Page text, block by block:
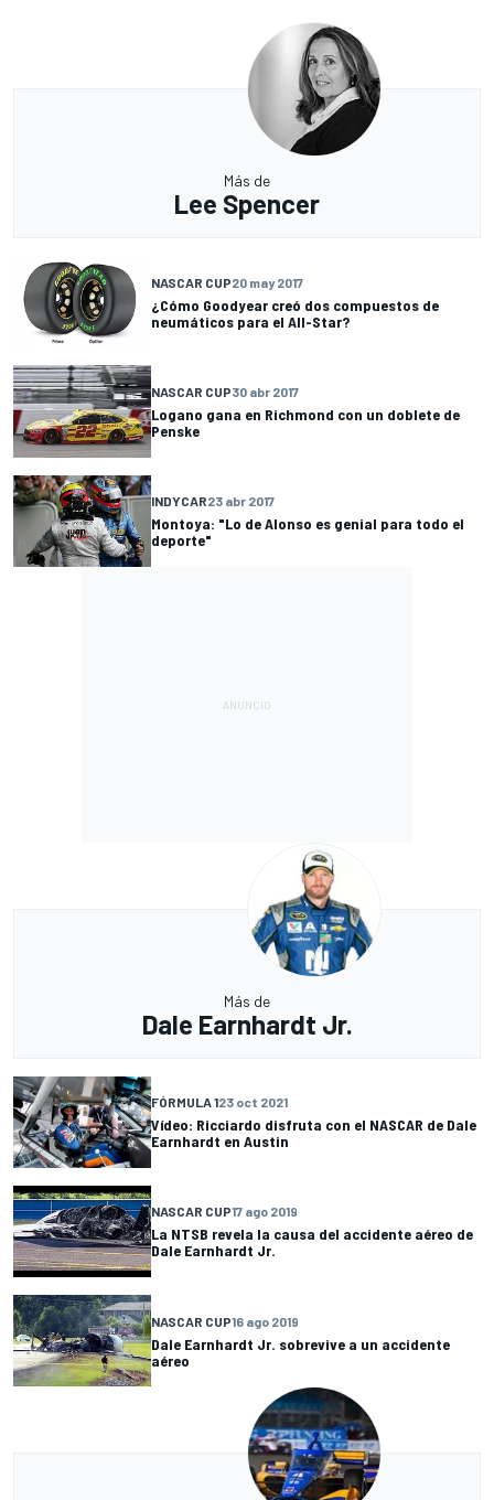
Más de
Lee Spencer
NASCAR CUP20 may 2017
¿Cómo Goodyear creó dos compuestos de
neumáticos para el All-Star?
NASCAR CUP30 abr 2017
Logano gana en Richmond con un doblete de
Penske
INDYCAR23 abr 2017
Montoya: "Lo de Alonso es genial para todo el
deporte"
Más de
Dale Earnhardt Jr.
FÓRMULA 123 oct 2021
Vídeo: Ricciardo disfruta con el NASCAR de Dale
Earnhardt en Austin
NASCAR CUP17 ago 2019
La NTSB revela la causa del accidente aéreo de
Dale Earnhardt Jr.
NASCAR CUP16 ago 2019
Dale Earnhardt Jr. sobrevive a un accidente
aéreo